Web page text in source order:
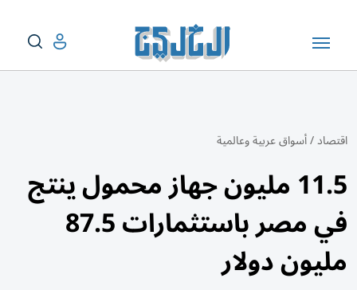
اقتصاد/أسواق عربية وعالمية
11.5 مليون جهاز محمول ينتج
في مصر باستثمارات 87.5
مليون دولار